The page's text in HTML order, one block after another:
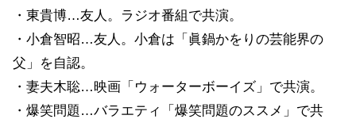
・東貴博…友人。ラジオ番組で共演。
・小倉智昭…友人。小倉は「眞鍋かをりの芸能界の
父」を自認。
・妻夫木聡…映画「ウォーターボーイズ」で共演。
・爆笑問題…バラエティ「爆笑問題のススメ」で共